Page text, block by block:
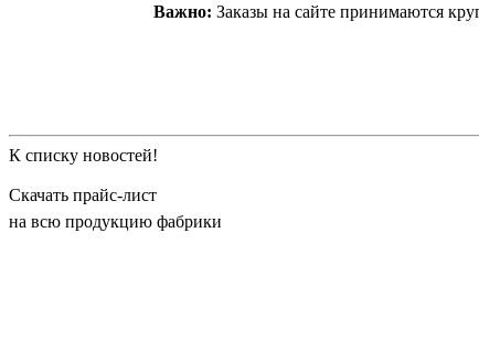
Важно: Заказы на сайте принимаются
К списку новостей!
Скачать прайс-лист
на всю продукцию фабрики